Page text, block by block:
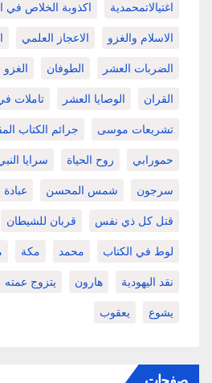
اغتيالاتمحمدية اكذوبة الخلاص في
الاسلام والغزو الاعجاز العلمي
الضربات العشر الطوفان
القران الوصايا العشر تاملات
تشريعات موسى جرائم الكتاب
حمورابي روح الحياة سرايا
سرجون شمس المحسن
قتل كل ذي نفس قربان للشيطان
لوط في الكتاب محمد مكة
نقد اليهودية هارون يتزوج عمته
يشوع يعقوب